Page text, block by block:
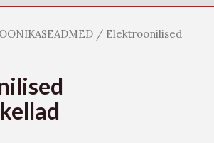
/ Elektroonilised